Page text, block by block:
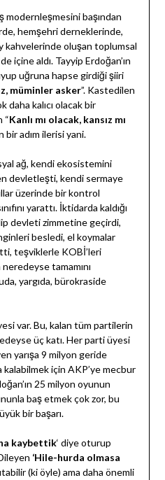
modernleşmesini başından
hemşehri derneklerinde,
kahvelerinde oluşan toplumsal
içine aldı. Tayyip Erdoğan’ın
uğruna hapse girdiği şiiri
müminler asker”. Kastedilen
daha kalıcı olacak bir
“Kanlı mı olacak, kansız mı
bir adım ilerisi yani.
ağ, kendi ekosistemini
devletleşti, kendi sermaye
üzerinde bir kontrol
yarattı. İktidarda kaldığı
devleti zimmetine geçirdi,
besledi, el koymalar
teşviklerle KOBİ’leri
tamamını
yargıda, bürokraside
var. Bu, kalan tüm partilerin
üç katı. Her parti üyesi
yarışa 9 milyon geride
için AKP’ye mecbur
25 milyon oyunun
baş etmek çok zor, bu
bir başarı.
kaybettik‘ diye oturup
‘Hile-hurda olmasa
(ki öyle) ama daha önemli